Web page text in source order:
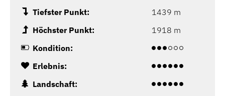
Tiefster Punkt:
1439 m
Höchster Punkt:
1918 m
Kondition:
Erlebnis:
Landschaft: